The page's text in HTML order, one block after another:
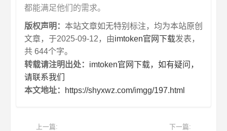
都能满足他们的需求。
版权声明： 本站文章如无特别标注，均为本站原创
文章，于2025-09-12，由imtoken官网下载发表，
共 644个字。
转载请注明出处： imtoken官网下载，如有疑问，
请联系我们
本文地址：
https://shyxwz.com/imgg/197.html
上一篇: 下一篇: